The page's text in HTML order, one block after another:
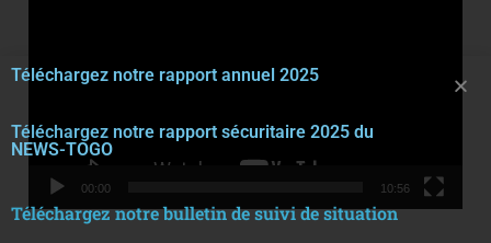
00:00 10:56
Téléchargez notre rapport annuel 2025
Téléchargez notre rapport sécuritaire 2025 du
NEWS-TOGO
Téléchargez notre bulletin de suivi de situation